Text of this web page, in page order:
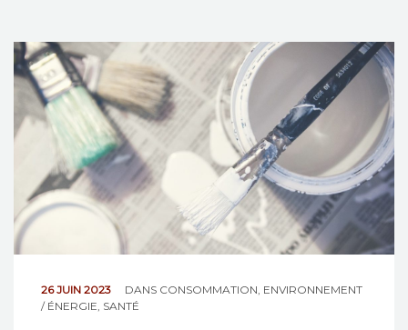
26 JUIN 2023 DANS CONSOMMATION, ENVIRONNEMENT
/ ÉNERGIE, SANTÉ